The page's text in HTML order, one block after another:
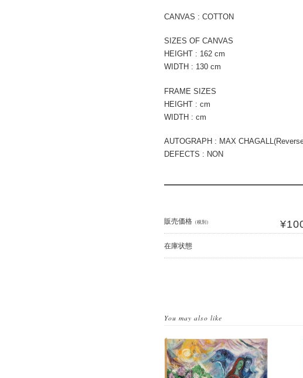
CANVAS : COTTON
SIZES OF CANVAS
HEIGHT : 162 cm
WIDTH : 130 cm
FRAME SIZES
HEIGHT : cm
WIDTH : cm
AUTOGRAPH : MAX
DEFECTS : NON
販売価格 （税別）
在庫状態
You may also like